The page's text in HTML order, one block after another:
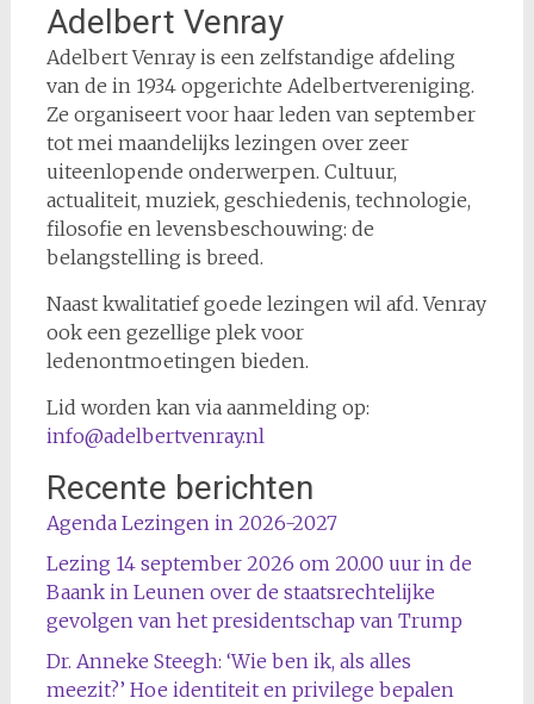
Adelbert Venray
Adelbert Venray is een zelfstandige afdeling
van de in 1934 opgerichte Adelbertvereniging.
Ze organiseert voor haar leden van september
tot mei maandelijks lezingen over zeer
uiteenlopende onderwerpen. Cultuur,
actualiteit, muziek, geschiedenis, technologie,
filosofie en levensbeschouwing: de
belangstelling is breed.
Naast kwalitatief goede lezingen wil afd. Venray
ook een gezellige plek voor
ledenontmoetingen bieden.
Lid worden kan via aanmelding op:
info@adelbertvenray.nl
Recente berichten
Agenda Lezingen in 2026-2027
Lezing 14 september 2026 om 20.00 uur in de
Baank in Leunen over de staatsrechtelijke
gevolgen van het presidentschap van Trump
Dr. Anneke Steegh: ‘Wie ben ik, als alles
meezit?’ Hoe identiteit en privilege bepalen